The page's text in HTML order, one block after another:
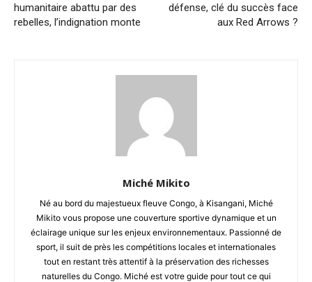
humanitaire abattu par des
rebelles, l’indignation monte
défense, clé du succès face
aux Red Arrows ?
Miché Mikito
Né au bord du majestueux fleuve Congo, à Kisangani, Miché
Mikito vous propose une couverture sportive dynamique et un
éclairage unique sur les enjeux environnementaux. Passionné de
sport, il suit de près les compétitions locales et internationales
tout en restant très attentif à la préservation des richesses
naturelles du Congo. Miché est votre guide pour tout ce qui